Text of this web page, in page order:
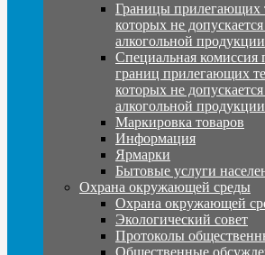
Границы прилегающих
которых не
алкогольной продукции
Специальная комиссия
границ прилегающих
которых не
алкогольной продукции
Маркировка товаров
Информация
Ярмарки
Бытовые услуги
Охрана окружающей среды
Охрана окружающей
Экологический совет
Протоколы
Общественные